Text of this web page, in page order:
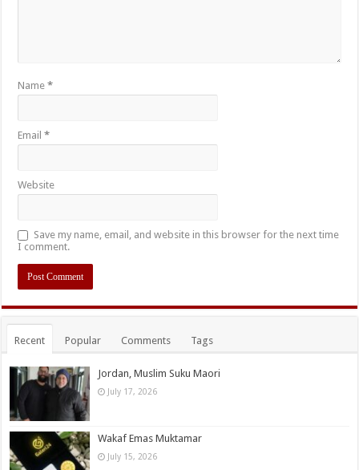
Name*
Email*
Website
Save my name, email, and website in this browser for the next time
I comment.
Recent Popular Comments Tags
Jordan, Muslim Suku Maori
July 17, 2026
Wakaf Emas Muktamar
July 15, 2026